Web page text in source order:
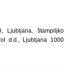
Ljubljana, štampiljko
d.d., Ljubljana 1000